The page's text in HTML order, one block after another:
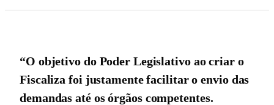
“O objetivo do Poder Legislativo ao criar o
Fiscaliza foi justamente facilitar o envio das
demandas até os órgãos competentes.